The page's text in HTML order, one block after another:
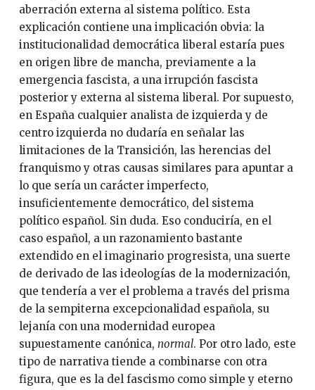
aberración externa al sistema político. Esta
explicación contiene una implicación obvia: la
institucionalidad democrática liberal estaría pues
en origen libre de mancha, previamente a la
emergencia fascista, a una irrupción fascista
posterior y externa al sistema liberal. Por supuesto,
en España cualquier analista de izquierda y de
centro izquierda no dudaría en señalar las
limitaciones de la Transición, las herencias del
franquismo y otras causas similares para apuntar a
lo que sería un carácter imperfecto,
insuficientemente democrático, del sistema
político español. Sin duda. Eso conduciría, en el
caso español, a un razonamiento bastante
extendido en el imaginario progresista, una suerte
de derivado de las ideologías de la modernización,
que tendería a ver el problema a través del prisma
de la sempiterna excepcionalidad española, su
lejanía con una modernidad europea
supuestamente canónica, normal. Por otro lado, este
tipo de narrativa tiende a combinarse con otra
figura, que es la del fascismo como simple y eterno